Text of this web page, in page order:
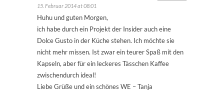
15. Februar 2014 at 08:01
Huhu und guten Morgen,
ich habe durch ein Projekt der Insider auch eine
Dolce Gusto in der Küche stehen. Ich möchte sie
nicht mehr missen. Ist zwar ein teurer Spaß mit den
Kapseln, aber für ein leckeres Tässchen Kaffee
zwischendurch ideal!
Liebe Grüße und ein schönes WE – Tanja